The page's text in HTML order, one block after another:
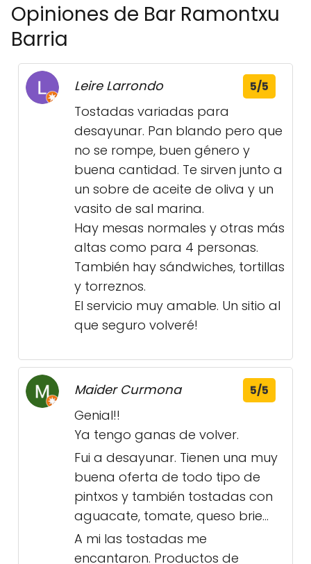
Opiniones de Bar Ramontxu
Barria
Leire Larrondo 5/5
Tostadas variadas para
desayunar. Pan blando pero que
no se rompe, buen género y
buena cantidad. Te sirven junto a
un sobre de aceite de oliva y un
vasito de sal marina.
Hay mesas normales y otras más
altas como para 4 personas.
También hay sándwiches, tortillas
y torreznos.
El servicio muy amable. Un sitio al
que seguro volveré!
Maider Curmona 5/5
Genial!!
Ya tengo ganas de volver.
Fui a desayunar. Tienen una muy
buena oferta de todo tipo de
pintxos y también tostadas con
aguacate, tomate, queso brie...
A mi las tostadas me
encantaron. Productos de